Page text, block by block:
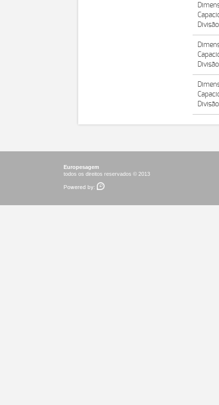
Europesagem
todos os direitos reservados © 2013